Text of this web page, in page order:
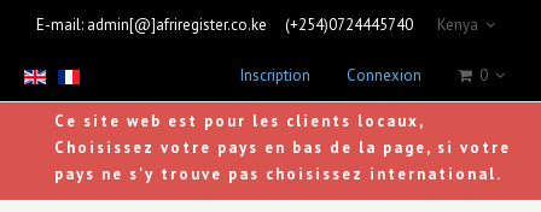
E-mail: admin[@]afriregister.co.ke (+254)0724445740 Kenya
Inscription Connexion 0
Ce site web est pour les clients locaux,
Choisissez votre pays en bas de la page, si votre
pays ne s'y trouve pas choisissez international.